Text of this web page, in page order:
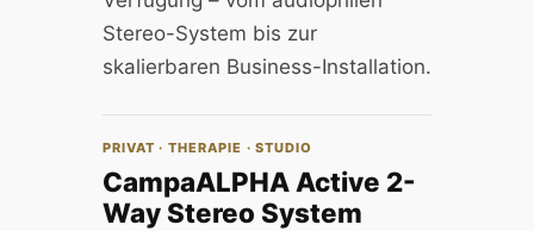
Stereo-System bis zur
skalierbaren Business-Installation.
PRIVAT · THERAPIE · STUDIO
CampaALPHA Active 2-
Way Stereo System